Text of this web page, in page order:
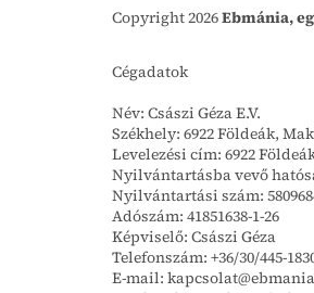
Copyright 2026Ebmánia,
Cégadatok
Név: Császi Géza E.V.
Székhely: 6922 Földeák,
Levelezési cím: 6922
Nyilvántartásba vevő
Nyilvántartási szám:
Adószám: 41851638-1-26
Képviselő: Császi Géza
Telefonszám: +36/30/445-
E-mail: